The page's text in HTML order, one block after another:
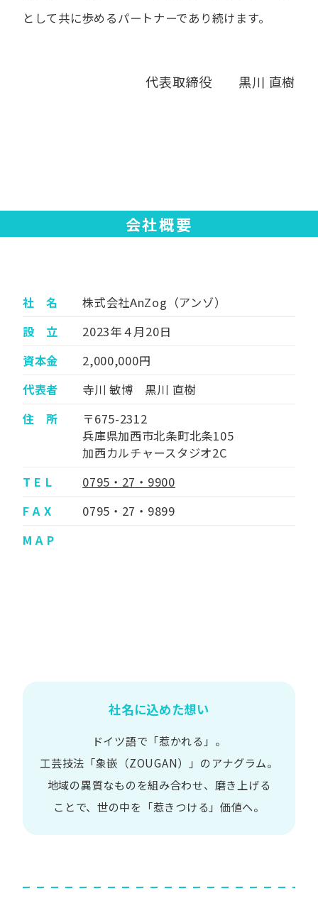
と​して共に​歩める​パートナーであり続けます。
代表取締役 黒川 直樹
会社概要
社 名
株式会社AnZog（アンゾ）
設 立
2023年４月20日
資本金
2,000,000円
代表者
寺川 敏博 黒川 直樹
住 所
〒675-2312
兵庫県加西市北条町北条105
加西カルチャースタジオ2C
T E L
0795・27・9900
F A X
0795・27・9899
M A P
社名に込めた想い
ドイツ語で​「惹かれる」。
工芸技法​「象嵌​（ZOUGAN）」の​アナグラム。
地域の​異質な​ものを​組み合わせ、 磨き上げる​
ことで、 世の​中を​「惹きつける」価値へ。​